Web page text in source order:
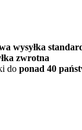
wysyłka
zwrotna
do ponad 40